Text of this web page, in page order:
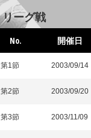
リーグ戦
No. 開催日
第1節 2003/09/14
第2節 2003/09/20
第3節 2003/11/09